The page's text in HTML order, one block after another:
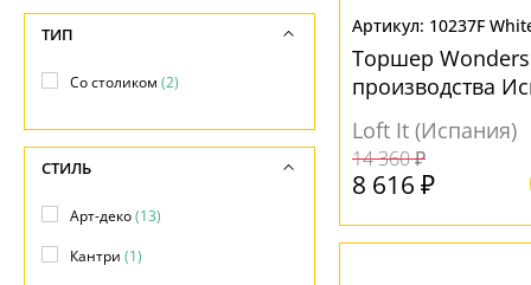
10237F
Торшер
производства
Loft It (Испания)
14 360 ₽
8 616 ₽
Торшеры(72)
ТИП
Со столиком (2)
СТИЛЬ
Арт-деко(13)
Кантри (1)